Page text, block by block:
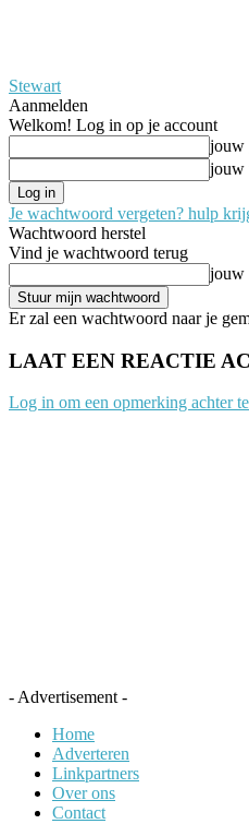
Stewart
Aanmelden
Welkom! Log in op je account
jouw
jouw
Je wachtwoord vergeten? hulp
Wachtwoord herstel
Vind je wachtwoord terug
jouw
Er zal een wachtwoord naar je
LAAT EEN REACTIE
Log in om een opmerking achter
- Advertisement -
Home
Adverteren
Linkpartners
Over ons
Contact